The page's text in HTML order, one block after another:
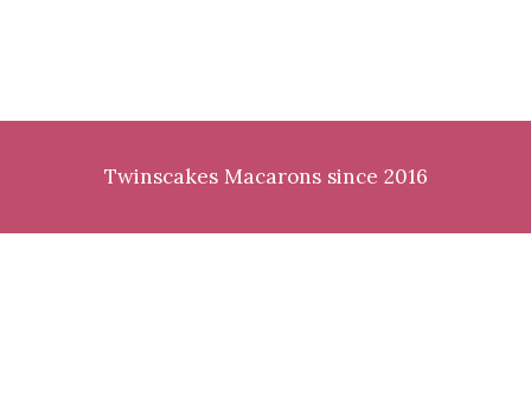
Twinscakes Macarons since 2016